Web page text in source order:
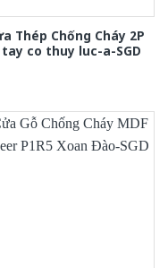
Thép Chống Cháy 2P
tay co thuy luc-a-SGD